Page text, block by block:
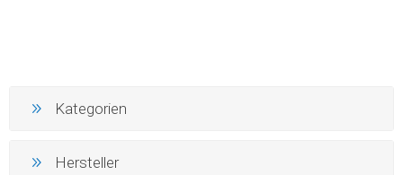
Kategorien
Hersteller